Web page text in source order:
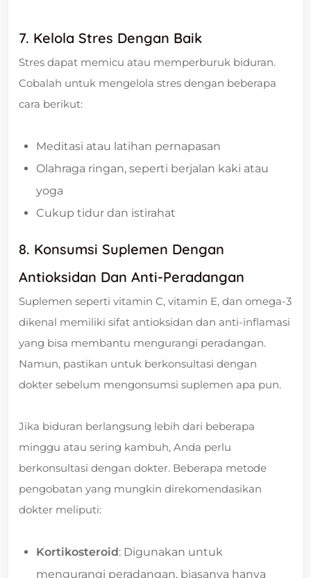
7. Kelola Stres Dengan Baik
Stres dapat memicu atau memperburuk biduran.
Cobalah untuk mengelola stres dengan beberapa
cara berikut:
Meditasi atau latihan pernapasan
Olahraga ringan, seperti berjalan kaki atau
yoga
Cukup tidur dan istirahat
8. Konsumsi Suplemen Dengan
Antioksidan Dan Anti-Peradangan
Suplemen seperti vitamin C, vitamin E, dan omega-3
dikenal memiliki sifat antioksidan dan anti-inflamasi
yang bisa membantu mengurangi peradangan.
Namun, pastikan untuk berkonsultasi dengan
dokter sebelum mengonsumsi suplemen apa pun.
Jika biduran berlangsung lebih dari beberapa
minggu atau sering kambuh, Anda perlu
berkonsultasi dengan dokter. Beberapa metode
pengobatan yang mungkin direkomendasikan
dokter meliputi:
Kortikosteroid: Digunakan untuk
mengurangi peradangan, biasanya hanya